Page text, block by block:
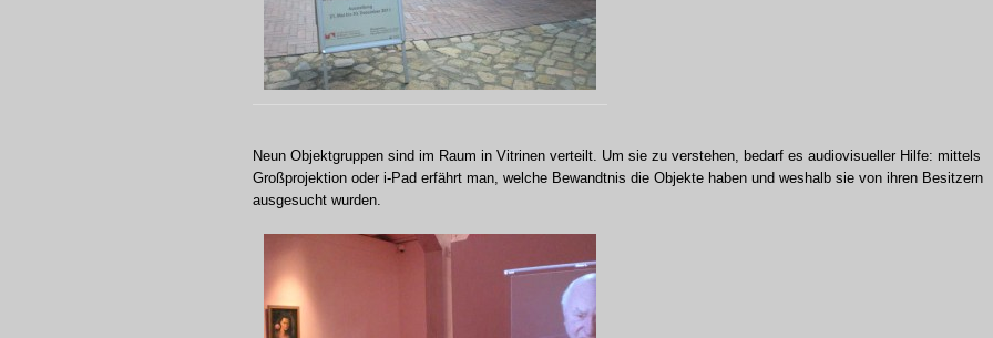
Neun Objektgruppen sind im Raum in Vitrinen verteilt. Um sie zu verstehen, bedarf es audiovisueller Hilfe: mittels
Großprojektion oder i-Pad erfährt man, welche Bewandtnis die Objekte haben und weshalb sie von ihren Besitzern
ausgesucht wurden.